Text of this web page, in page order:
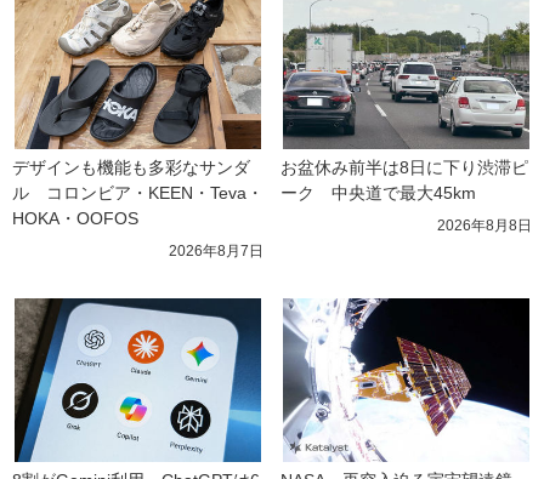
デザインも機能も多彩なサンダ
ル　コロンビア・KEEN・Teva・
HOKA・OOFOS
2026年8月7日
お盆休み前半は8日に下り渋滞ピ
ーク　中央道で最大45km
2026年8月8日